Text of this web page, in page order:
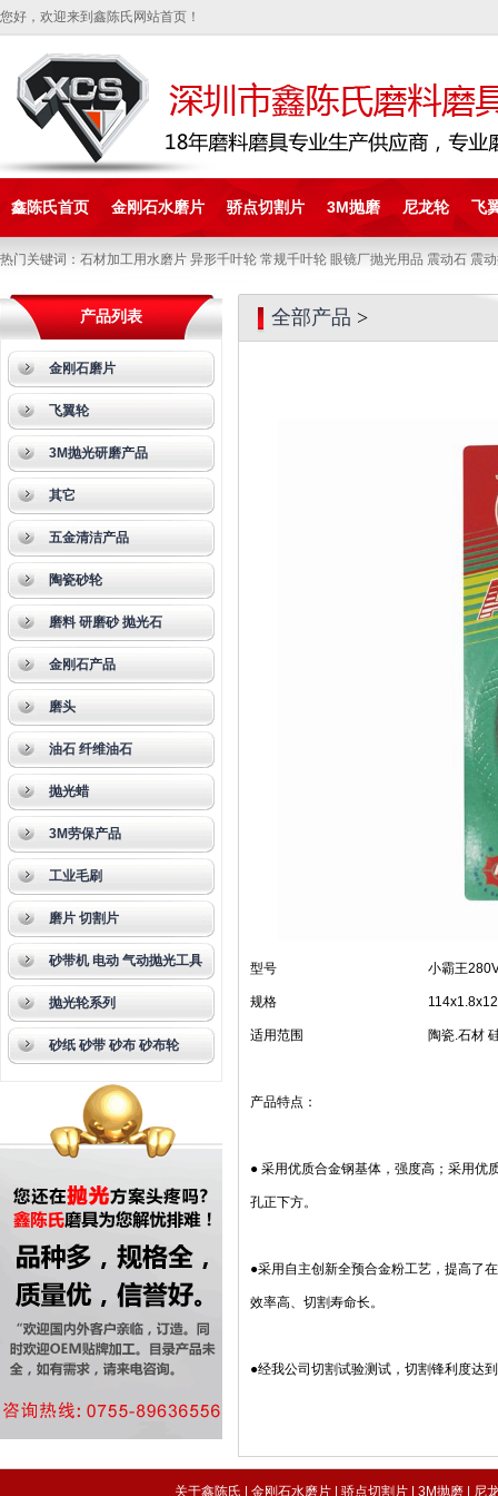
您好，欢迎来到鑫陈氏网站首页！
鑫陈氏首页 金刚石水磨片 骄点切割片 3M抛磨 尼龙轮 飞
热门关键词：石材加工用水磨片 异形千叶轮 常规千叶轮 眼镜厂抛光用品 震动石 震
产品列表
金刚石磨片
飞翼轮
3M抛光研磨产品
其它
五金清洁产品
陶瓷砂轮
磨料 研磨砂 抛光石
金刚石产品
磨头
油石 纤维油石
抛光蜡
3M劳保产品
工业毛刷
磨片 切割片
砂带机 电动 气动抛光工具
抛光轮系列
砂纸 砂带 砂布 砂布轮
全部产品 >
型号 小霸王
规格
适用范围 陶瓷.石材
产品特点：
● 采用优质合金钢基体，强度高；采用优
孔正下方。
●采用自主创新全预合金粉工艺，提高了
效率高、切割寿命长。
●经我公司切割试验测试，切割锋利度达
关于鑫陈氏 金刚石水磨片 骄点切割片 3M抛磨 尼